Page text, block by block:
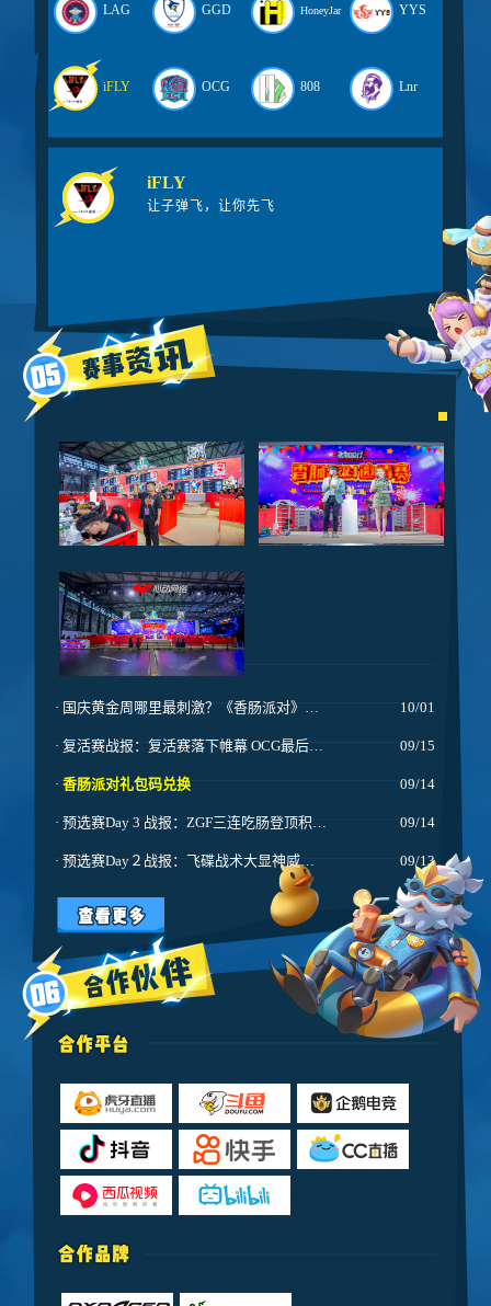
LAG
iFLY
GGD
OCG
HoneyJar
808
YYS
Lnr
iFLY
让子弹飞，让你先飞
· 国庆黄金周哪里最刺激？《香肠派对》第二届菁英赛总决赛和你相约！ 10/01
· 复活赛战报：复活赛落下帷幕 OCG最后时刻晋级总决赛！ 09/15
· 香肠派对礼包码兑换 09/14
· 预选赛Day 3 战报：ZGF三连吃肠登顶积分榜 总决赛晋级名单出炉 09/14
· 预选赛Day２战报：飞碟战术大显神威，Gts打破纪录一战封神! 09/13
· 预选赛Day1战报：Gts强势两连第一，JHG独狼一穿三技惊四座！ 09/12
· 【肠岛新闻】香肠派对第二届菁英赛36支战队名单公布！ 09/08
· 青春就是跟你拼了 第一届香肠派对邀请赛丨BK短纪录片 07/31
· 【福利】《香肠派对》参展ChinaJoy，现场活动福利多多，这个夏天，想和你见面！ 07/29
香肠派对首届邀请赛：Weibo“三连肠”称霸彩虹岛，黄桃扁担表示不服！
（已开服）【公告】7月27日正式服v9.24版本更新公告 07/27